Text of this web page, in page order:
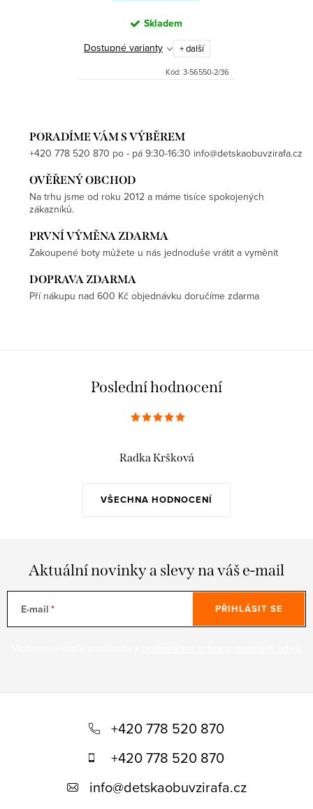
Skladem
Dostupné varianty
+ další
Kód: 3-56550-2/36
PORADÍME VÁM S VÝBĚREM
+420 778 520 870 po - pá 9:30-16:30 info@detskaobuvzirafa.cz
OVĚŘENÝ OBCHOD
Na trhu jsme od roku 2012 a máme tisíce spokojených
zákazníků.
PRVNÍ VÝMĚNA ZDARMA
Zakoupené boty můžete u nás jednoduše vrátit a vyměnit
DOPRAVA ZDARMA
Pří nákupu nad 600 Kč objednávku doručíme zdarma
Poslední hodnocení
VŠECHNA HODNOCENÍ
Radka Kršková
Aktuální novinky a slevy na váš e-mail
E-mail PŘIHLÁSIT SE
+420 778 520 870
+420 778 520 870
info@detskaobuvzirafa.cz